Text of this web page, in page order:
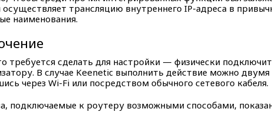
трансляцию внутреннего IP-адреса в
наименования.
требуется сделать для настройки — физически
В случае Keenetic выполнить действие можно двумя
через Wi-Fi или посредством обычного сетевого кабеля.
подключаемые к роутеру возможными способами,